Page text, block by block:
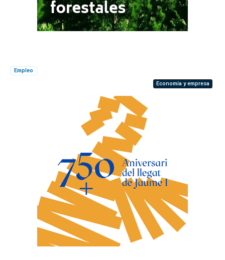
Empleo
Economía y empresa